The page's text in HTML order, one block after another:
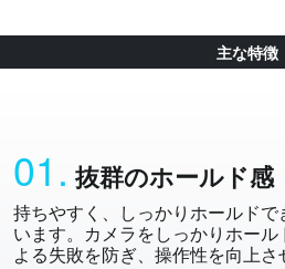
主な特徴
01. 抜群のホールド感
持ちやすく、しっかりホールド
います。カメラをしっかりホー
よる失敗を防ぎ、操作性を向上さ